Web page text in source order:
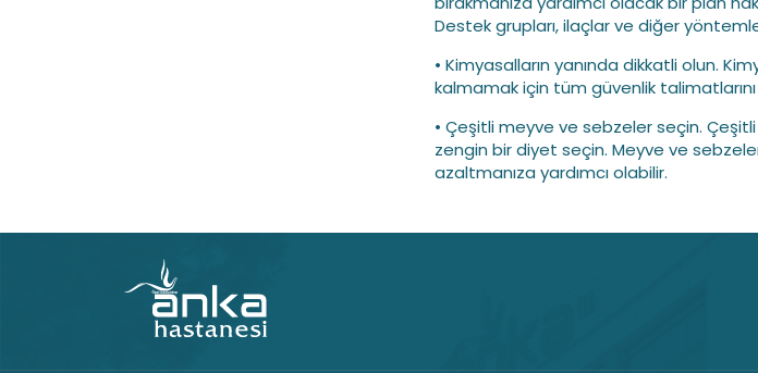
Destek grupları, ilaçlar ve diğer
• Kimyasalların yanında dikkatli olun.
kalmamak için tüm güvenlik talimatlarını
• Çeşitli meyve ve sebzeler seçin.
zengin bir diyet seçin. Meyve ve
azaltmanıza yardımcı olabilir.